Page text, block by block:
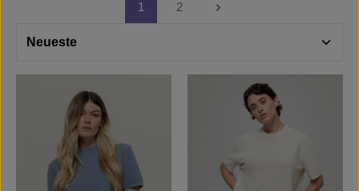
Seite
1
Seite
2